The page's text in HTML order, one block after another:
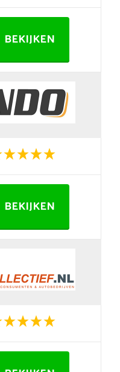
BEKIJKEN
BEKIJKEN